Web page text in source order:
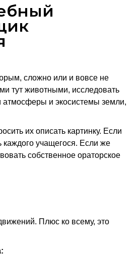
сложно или и вовсе не
тут животными, исследовать
атмосферы и экосистемы земли,
их описать картинку. Если
каждого учащегося. Если же
собственное ораторское
Плюс ко всему, это